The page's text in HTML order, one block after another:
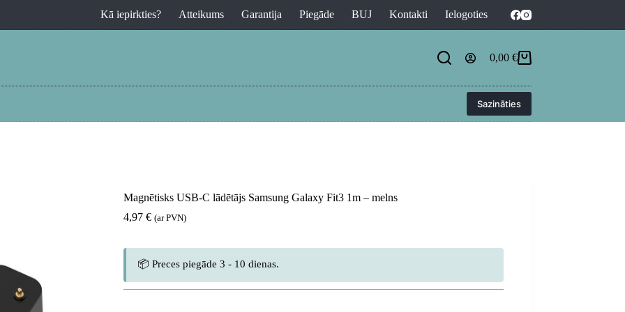
Kā iepirkties? Atteikums Garantija Piegāde BUJ Kontakti Ielogoties
Shopping
0,00 €
Sazināties
Magnētisks USB-C lādētājs Samsung Galaxy Fit3 1m – melns
4,97 € (ar PVN)
📦 Preces piegāde 3 - 10 dienas.